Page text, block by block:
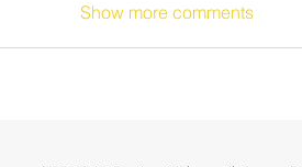
Show more comments